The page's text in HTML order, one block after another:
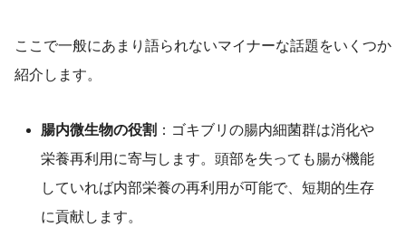
ここで一般にあまり語られないマイナーな話題をいくつか
紹介します。
腸内微生物の役割 ：ゴキブリの腸内細菌群は消化や
栄養再利用に寄与します。頭部を失っても腸が機能
していれば内部栄養の再利用が可能で、短期的生存
に貢献します。